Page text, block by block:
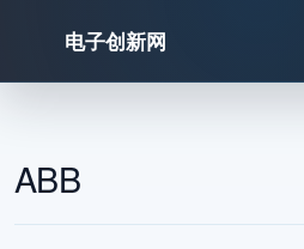
电子创新网
ABB